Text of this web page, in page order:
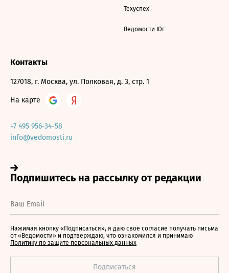
Техуспех
Ведомости Юг
Контакты
127018, г. Москва, ул. Полковая, д. 3, стр. 1
На карте
+7 495 956-34-58
info@vedomosti.ru
Нажимая кнопку «Подписаться», я даю свое согласие получать письма
от «Ведомости» и подтверждаю, что ознакомился и принимаю
Политику по защите персональных данных